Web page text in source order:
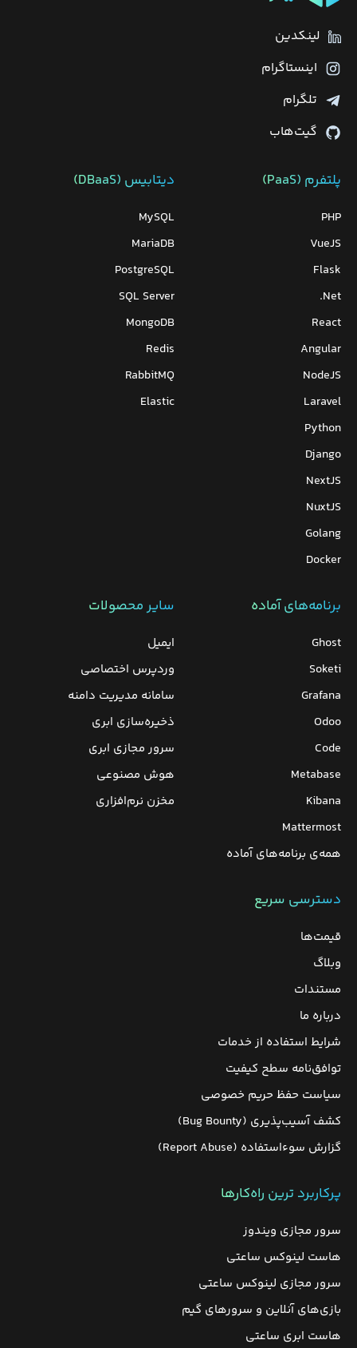
لینکدین
اینستاگرام
تلگرام
گیت‌هاب
پلتفرم (PaaS)
PHP
VueJS
Flask
Net.
React
Angular
NodeJS
Laravel
Python
Django
NextJS
NuxtJS
Golang
Docker
دیتابیس‌ (DBaaS)
MySQL
MariaDB
PostgreSQL
SQL Server
MongoDB
Redis
RabbitMQ
Elastic
برنامه‌های‌ آماده
Ghost
Soketi
Grafana
Odoo
Code
Metabase
Kibana
Mattermost
همه‌ی برنامه‌های آماده
سایر محصولات
ایمیل
وردپرس‌ اختصاصی
سامانه مدیریت دامنه
ذخیره‌سازی ابری
سرور مجازی ابری
هوش مصنوعی
مخزن نرم‌افزاری
دسترسی سریع
قیمت‌ها
وبلاگ
مستندات
درباره ما
شرایط استفاده از خدمات
توافق‌نامه سطح کیفیت
سیاست حفظ حریم خصوصی
کشف آسیب‌پذیری (Bug Bounty)
گزارش سوءاستفاده (Report Abuse)
پرکاربرد ترین راه‌کارها
سرور مجازی ویندوز
هاست لینوکس ساعتی
سرور مجازی لینوکس ساعتی
بازی‌های آنلاین و سرورهای گیم
هاست ابری ساعتی